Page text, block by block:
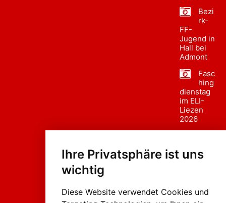
Ihre Privatsphäre ist uns
wichtig
Diese Website verwendet Cookies und
Bezi
rk-
FF-
Jugend in
Hall bei
Admont
Fasc
hing
dienstag
im ELI-
Liezen
2026
sumzug
Liezen